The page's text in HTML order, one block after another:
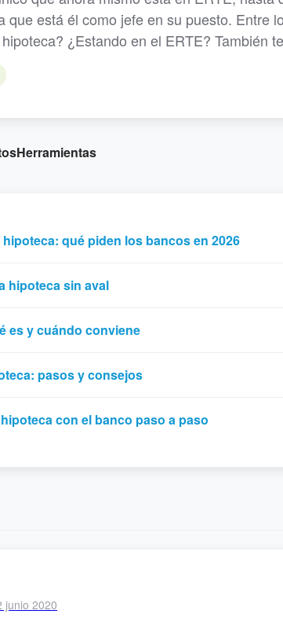
que está él como jefe en su puesto. Entre
¿Estando en el ERTE? También
Herramientas
qué piden los bancos en 2026
hipoteca sin aval
es y cuándo conviene
pasos y consejos
con el banco paso a paso
junio 2020